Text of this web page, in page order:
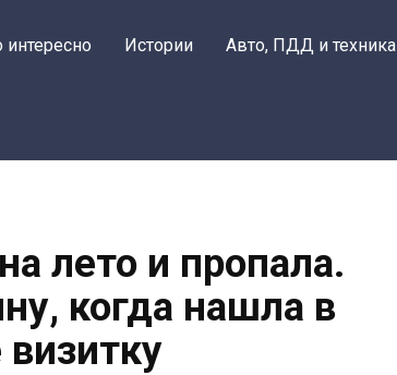
интересно Истории Авто, ПДД и техника
лето и пропала.
когда нашла в